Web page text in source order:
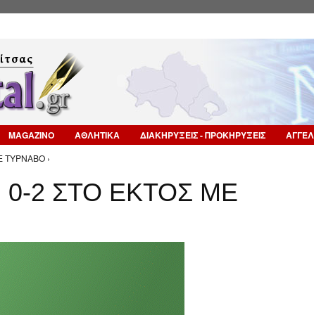
MAGAZINO ΑΘΛΗΤΙΚΑ ΔΙΑΚΗΡΥΞΕΙΣ - ΠΡΟΚΗΡΥΞΕΙΣ
ΤΥΡΝΑΒΟ ›
2 ΣΤΟ ΕΚΤΟΣ ΜΕ